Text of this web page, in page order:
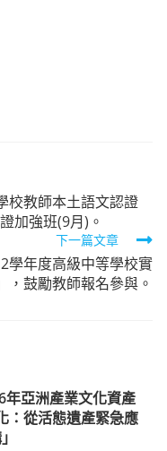
校教師本土語文認證
加強班(9月)。
下一篇文章
學年度高級中等學校實
鼓勵教師報名參與。
亞洲產業文化資產
：從活態遺產緊急應